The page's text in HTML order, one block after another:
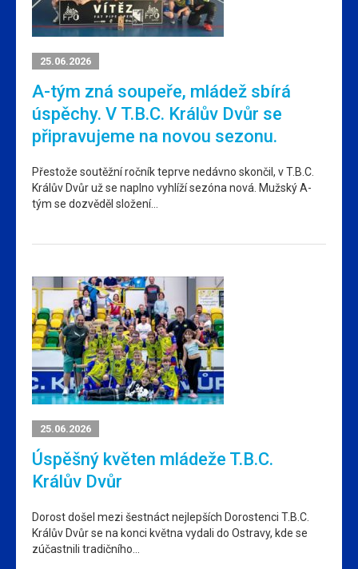
25.06.2026
A-tým zná soupeře, mládež sbírá
úspěchy. V T.B.C. Králův Dvůr se
připravujeme na novou sezonu.
Přestože soutěžní ročník teprve nedávno skončil, v T.B.C.
Králův Dvůr už se naplno vyhlíží sezóna nová. Mužský A-
tým se dozvěděl složení…
25.06.2026
Úspěšný květen mládeže T.B.C.
Králův Dvůr
Dorost došel mezi šestnáct nejlepších Dorostenci T.B.C.
Králův Dvůr se na konci května vydali do Ostravy, kde se
zúčastnili tradičního…